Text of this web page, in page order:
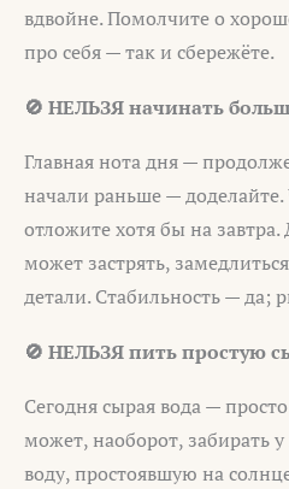
вдвойне. Помолчите о
про себя — так и сбережёте.
🚫 НЕЛЬЗЯ начинать
Главная нота дня —
начали раньше —
отложите хотя бы на
может застрять,
детали. Стабильность — да;
🚫 НЕЛЬЗЯ пить простую
Сегодня сырая вода —
может, наоборот, забирать
воду, простоявшую на